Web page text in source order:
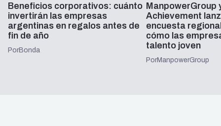
Beneficios corporativos: cuánto
invertirán las empresas
argentinas en regalos antes de
fin de año
PorBonda
ManpowerGroup
Achievement
encuesta
cómo las
talento joven
PorManpowerGroup